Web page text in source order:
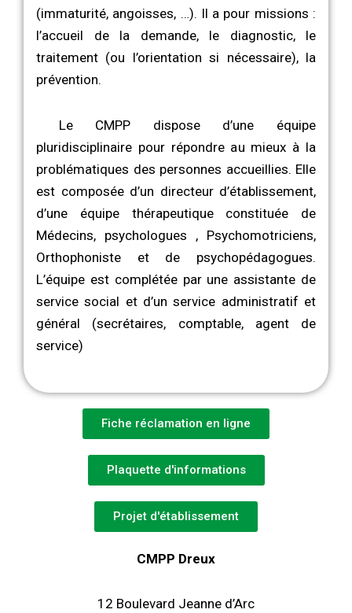
(immaturité, angoisses, …). Il a pour missions :
l’accueil de la demande, le diagnostic, le
traitement (ou l’orientation si nécessaire), la
prévention.
Le CMPP dispose d’une équipe
pluridisciplinaire pour répondre au mieux à la
problématiques des personnes accueillies. Elle
est composée d’un directeur d’établissement,
d’une équipe thérapeutique constituée de
Médecins, psychologues , Psychomotriciens,
Orthophoniste et de psychopédagogues.
L’équipe est complétée par une assistante de
service social et d’un service administratif et
général (secrétaires, comptable, agent de
service)
Fiche réclamation en ligne
Plaquette d'informations
Projet d'établissement
CMPP Dreux
12 Boulevard Jeanne d’Arc